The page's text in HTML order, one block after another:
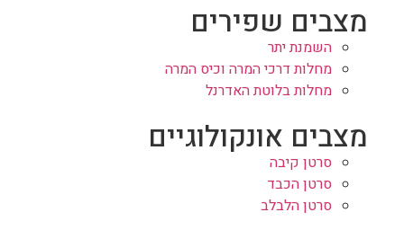
מצבים שפירים
השמנת יתר
מחלות דרכי המרה וכיס המרה
מחלות בלוטת האדרנל
מצבים אונקולוגיים
סרטן קיבה
סרטן הכבד
סרטן הלבלב